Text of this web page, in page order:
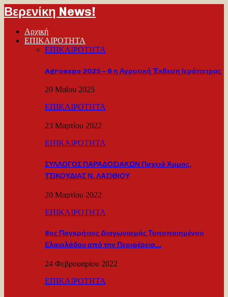
Βερενίκη News!
Αρχική
ΕΠΙΚΑΙΡΟΤΗΤΑ
ΕΠΙΚΑΙΡΟΤΗΤΑ
Agroexpo 2025 – 6 η Αγροτική Έκθεση Ιεράπετρας
20 Μαΐου 2025
ΕΠΙΚΑΙΡΟΤΗΤΑ
23 Μαρτίου 2022
ΕΠΙΚΑΙΡΟΤΗΤΑ
ΣΥΛΛΟΓΟΣ ΠΑΡΑΔΟΣΙΑΚΩΝ Παχειά Άμμος,
ΤΣΙΚΟΥΔΙΑΣ Ν. ΛΑΣΙΘΙΟΥ
20 Μαρτίου 2022
ΕΠΙΚΑΙΡΟΤΗΤΑ
8ος Παγκρήτιος Διαγωνισμός Τυποποιημένου
Ελαιολάδου από την Περιφέρεια…
24 Φεβρουαρίου 2022
ΕΠΙΚΑΙΡΟΤΗΤΑ